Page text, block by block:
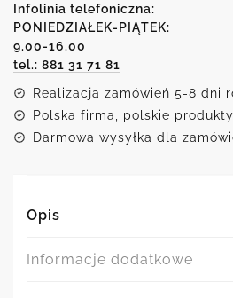
linami
Infolinia telefoniczna:
PONIEDZIAŁEK-PIĄTEK:
9.00-16.00
tel.: 881 31 71 81
Realizacja zamówień 5-8 dni
Polska firma, polskie produkty
Darmowa wysyłka dla
Opis
Informacje dodatkowe